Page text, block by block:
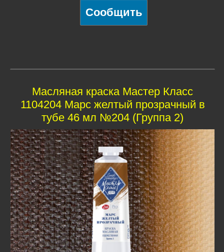
Масляная краска Мастер Класс
1104204 Марс желтый прозрачный в
тубе 46 мл №204 (Группа 2)